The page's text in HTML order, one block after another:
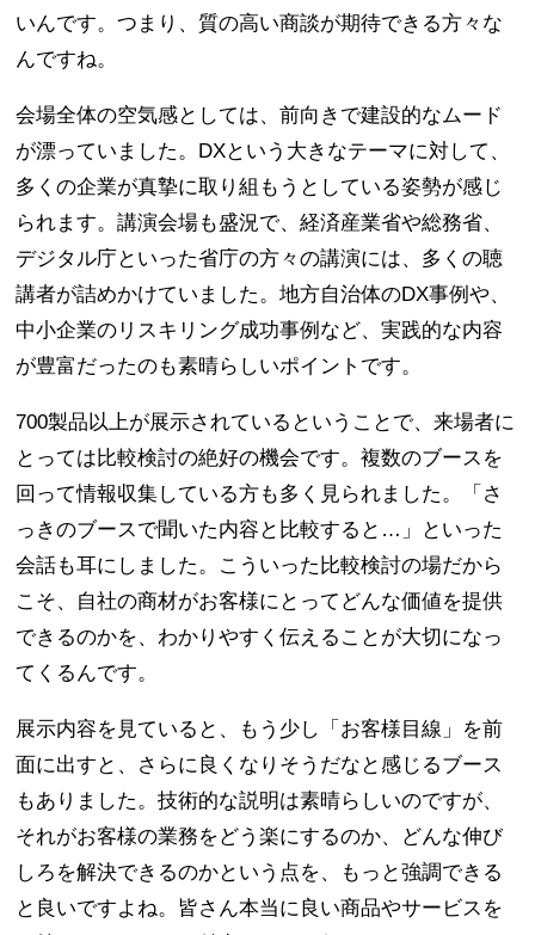
いんです。つまり、質の高い商談が期待できる方々な
んですね。
会場全体の空気感としては、前向きで建設的なムード
が漂っていました。DXという大きなテーマに対して、
多くの企業が真摯に取り組もうとしている姿勢が感じ
られます。講演会場も盛況で、経済産業省や総務省、
デジタル庁といった省庁の方々の講演には、多くの聴
講者が詰めかけていました。地方自治体のDX事例や、
中小企業のリスキリング成功事例など、実践的な内容
が豊富だったのも素晴らしいポイントです。
700製品以上が展示されているということで、来場者に
とっては比較検討の絶好の機会です。複数のブースを
回って情報収集している方も多く見られました。「さ
っきのブースで聞いた内容と比較すると…」といった
会話も耳にしました。こういった比較検討の場だから
こそ、自社の商材がお客様にとってどんな価値を提供
できるのかを、わかりやすく伝えることが大切になっ
てくるんです。
展示内容を見ていると、もう少し「お客様目線」を前
面に出すと、さらに良くなりそうだなと感じるブース
もありました。技術的な説明は素晴らしいのですが、
それがお客様の業務をどう楽にするのか、どんな伸び
しろを解決できるのかという点を、もっと強調できる
と良いですよね。皆さん本当に良い商品やサービスを